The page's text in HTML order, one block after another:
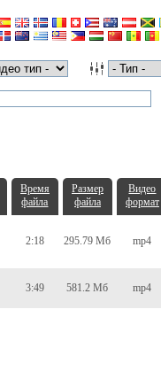
Время
файла
Размер
файла
Видео
формат
2:18 295.79 Мб mp4
3:49 581.2 Мб mp4